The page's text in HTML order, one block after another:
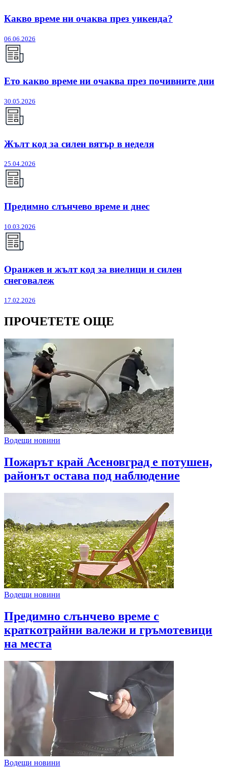
Какво време ни очаква през уикенда?
06.06.2026
Ето какво време ни очаква през почивните дни
30.05.2026
Жълт код за силен вятър в неделя
25.04.2026
Предимно слънчево време и днес
10.03.2026
Оранжев и жълт код за виелици и силен
снеговалеж
17.02.2026
ПРОЧЕТЕТЕ ОЩЕ
Водещи новини
Пожарът край Асеновград е потушен,
районът остава под наблюдение
Водещи новини
Предимно слънчево време с
краткотрайни валежи и гръмотевици
на места
Водещи новини